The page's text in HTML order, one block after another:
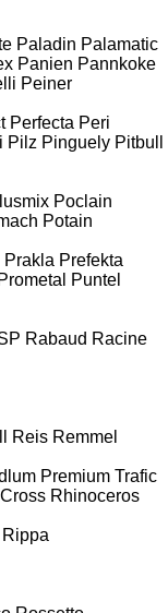
Paladin Palamatic
Panien Pannkoke
Peiner
Perfecta Peri
Pilz Pinguely Pitbull
Poclain
Potain
Prakla Prefekta
Prometal
Puntel
Rabaud Racine
Reis Remmel
Premium Trafic
Rhinoceros
Rippa